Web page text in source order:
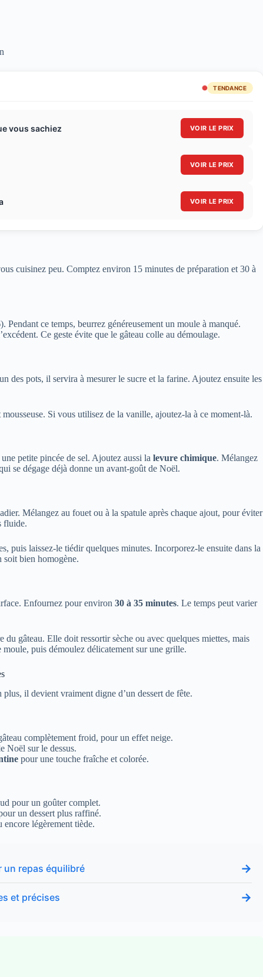
TENDANCE
vous sachiez VOIR LE PRIX
VOIR LE PRIX
VOIR LE PRIX
cuisinez peu. Comptez environ 15 minutes de préparation et 30 à
Pendant ce temps, beurrez généreusement un moule à manqué.
Ce geste évite que le gâteau colle au démoulage.
des pots, il servira à mesurer le sucre et la farine. Ajoutez ensuite les
Si vous utilisez de la vanille, ajoutez-la à ce moment-là.
petite pincée de sel. Ajoutez aussi la levure chimique. Mélangez
se dégage déjà donne un avant-goût de Noël.
Mélangez au fouet ou à la spatule après chaque ajout, pour éviter
fluide.
puis laissez-le tiédir quelques minutes. Incorporez-le ensuite dans la
soit bien homogène.
Enfournez pour environ 30 à 35 minutes. Le temps peut varier
gâteau. Elle doit ressortir sèche ou avec quelques miettes, mais
puis démoulez délicatement sur une grille.
il devient vraiment digne d’un dessert de fête.
complètement froid, pour un effet neige.
Noël sur le dessus.
pour une touche fraîche et colorée.
pour un goûter complet.
un dessert plus raffiné.
encore légèrement tiède.
un repas équilibré →
et précises →